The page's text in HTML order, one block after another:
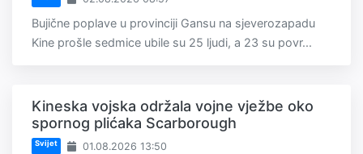
Bujične poplave u provinciji Gansu na sjeverozapadu
Kine prošle sedmice ubile su 25 ljudi, a 23 su povr...
Kineska vojska održala vojne vježbe oko
spornog plićaka Scarborough
Svijet 01.08.2026 13:50